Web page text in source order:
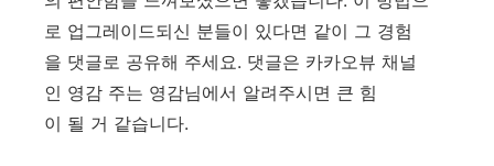
로 업그레이드되신 분들이 있다면 같이 그 경험
을 댓글로 공유해 주세요. 댓글은 카카오뷰 채널
인 영감 주는 영감님에서 알려주시면 큰 힘
이 될 거 같습니다.